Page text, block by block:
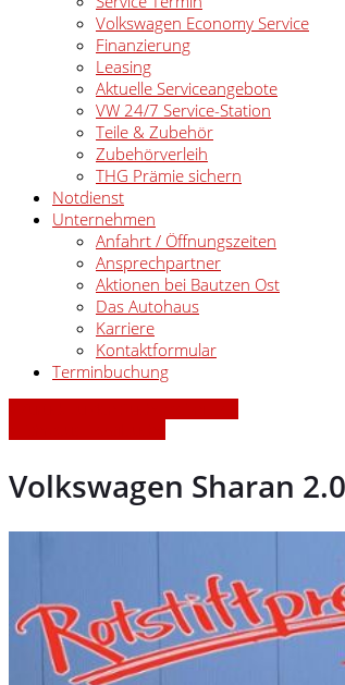
Volkswagen Economy Service
Finanzierung
Leasing
Aktuelle Serviceangebote
VW 24/7 Service-Station
Teile & Zubehör
Zubehörverleih
THG Prämie sichern
Notdienst
Unternehmen
Anfahrt / Öffnungszeiten
Ansprechpartner
Aktionen bei Bautzen Ost
Das Autohaus
Karriere
Kontaktformular
Terminbuchung
Volkswagen Sharan